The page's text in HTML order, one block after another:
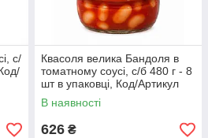
с/
Квасоля велика Бандоля в
томатному соусі, с/б 480 г - 8
шт в упаковці, Код/Артикул
В наявності
626 ₴